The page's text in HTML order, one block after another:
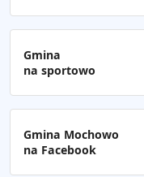
Gmina
na sportowo
Gmina Mochowo
na Facebook